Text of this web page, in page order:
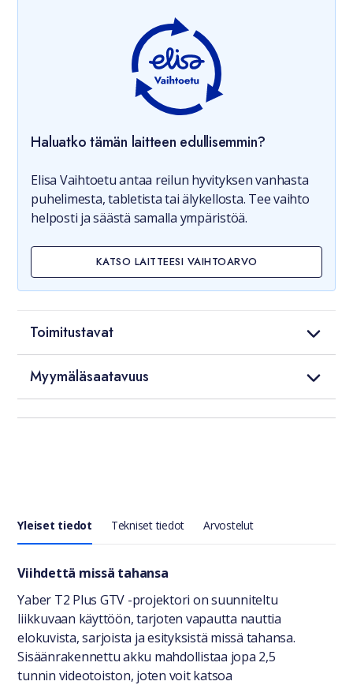
Haluatko tämän laitteen edullisemmin?
Elisa Vaihtoetu antaa reilun hyvityksen vanhasta
puhelimesta, tabletista tai älykellosta. Tee vaihto
helposti ja säästä samalla ympäristöä.
KATSO LAITTEESI VAIHTOARVO
Toimitustavat
Myymäläsaatavuus
Yleiset tiedot Tekniset tiedot Arvostelut
Yleiset tiedot
Viihdettä missä tahansa
Yaber T2 Plus GTV -projektori on suunniteltu
liikkuvaan käyttöön, tarjoten vapautta nauttia
elokuvista, sarjoista ja esityksistä missä tahansa.
Sisäänrakennettu akku mahdollistaa jopa 2,5
tunnin videotoiston, joten voit katsoa